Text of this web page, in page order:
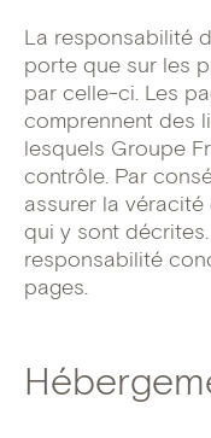
La responsabilité
porte que sur les
par celle-ci. Les
comprennent des
lesquels Groupe
contrôle. Par
assurer la
qui y sont
responsabilité
pages.